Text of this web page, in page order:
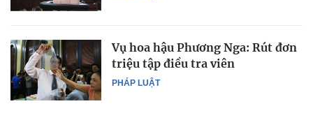
PHÁP LUẬT
Vụ hoa hậu Phương Nga: Rút đơn
triệu tập điều tra viên